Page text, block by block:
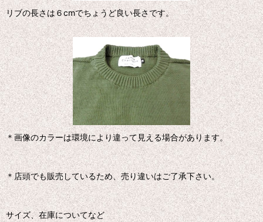
リブの長さは６cmでちょうど良い長さです。
＊画像のカラーは環境により違って見える場合があります。
＊店頭でも販売しているため、売り違いはご了承下さい。
サイズ、在庫についてなど